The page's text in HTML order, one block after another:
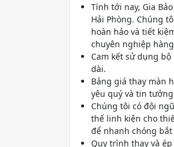
Tính tới nay, Gia
Hải Phòng. Chúng
hoàn hảo và tiết
chuyên nghiệp
Cam kết sử dụng
dài.
Bảng giá thay màn
yêu quý và tin
Chúng tôi có đội
thế linh kiện cho
để nhanh chóng
Quy trình thay và